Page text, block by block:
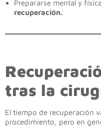
Prepararse mental y
recuperación.
tras la
El tiempo de recuperación
procedimiento, pero en